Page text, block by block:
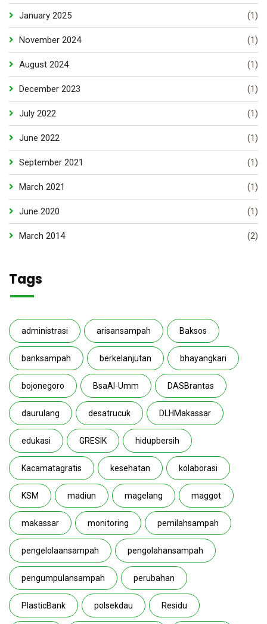
January 2025 (1)
November 2024 (1)
August 2024 (1)
December 2023 (1)
July 2022 (1)
June 2022 (1)
September 2021 (1)
March 2021 (1)
June 2020 (1)
March 2014 (2)
Tags
administrasi arisansampah Baksos
banksampah berkelanjutan bhayangkari
bojonegoro BsaAl-Umm DASBrantas
daurulang desatrucuk DLHMakassar
edukasi GRESIK hidupbersih
Kacamatagratis kesehatan kolaborasi
KSM madiun magelang maggot
makassar monitoring pemilahsampah
pengelolaansampah pengolahansampah
pengumpulansampah perubahan
PlasticBank polsekdau Residu